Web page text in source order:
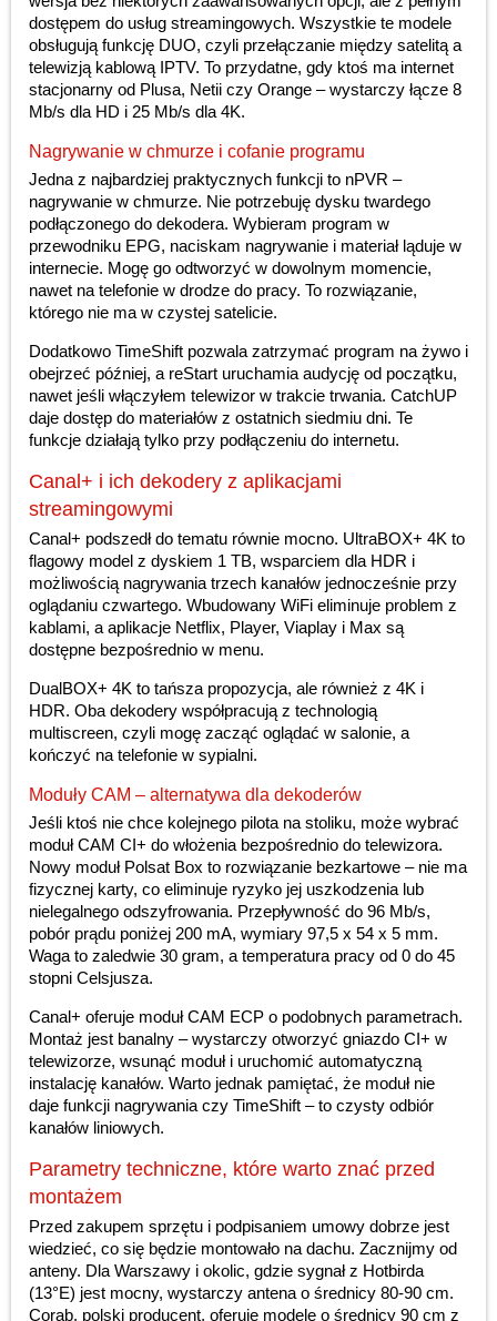
dostępem do usług streamingowych. Wszystkie te modele
obsługują funkcję DUO, czyli przełączanie między satelitą a
telewizją kablową IPTV. To przydatne, gdy ktoś ma internet
stacjonarny od Plusa, Netii czy Orange – wystarczy łącze 8
Mb/s dla HD i 25 Mb/s dla 4K.
Nagrywanie w chmurze i cofanie programu
Jedna z najbardziej praktycznych funkcji to nPVR –
nagrywanie w chmurze. Nie potrzebuję dysku twardego
podłączonego do dekodera. Wybieram program w
przewodniku EPG, naciskam nagrywanie i materiał ląduje w
internecie. Mogę go odtworzyć w dowolnym momencie,
nawet na telefonie w drodze do pracy. To rozwiązanie,
którego nie ma w czystej satelicie.
Dodatkowo TimeShift pozwala zatrzymać program na żywo i
obejrzeć później, a reStart uruchamia audycję od początku,
nawet jeśli włączyłem telewizor w trakcie trwania. CatchUP
daje dostęp do materiałów z ostatnich siedmiu dni. Te
funkcje działają tylko przy podłączeniu do internetu.
Canal+ i ich dekodery z aplikacjami
streamingowymi
Canal+ podszedł do tematu równie mocno. UltraBOX+ 4K to
flagowy model z dyskiem 1 TB, wsparciem dla HDR i
możliwością nagrywania trzech kanałów jednocześnie przy
oglądaniu czwartego. Wbudowany WiFi eliminuje problem z
kablami, a aplikacje Netflix, Player, Viaplay i Max są
dostępne bezpośrednio w menu.
DualBOX+ 4K to tańsza propozycja, ale również z 4K i
HDR. Oba dekodery współpracują z technologią
multiscreen, czyli mogę zacząć oglądać w salonie, a
kończyć na telefonie w sypialni.
Moduły CAM – alternatywa dla dekoderów
Jeśli ktoś nie chce kolejnego pilota na stoliku, może wybrać
moduł CAM CI+ do włożenia bezpośrednio do telewizora.
Nowy moduł Polsat Box to rozwiązanie bezkartowe – nie ma
fizycznej karty, co eliminuje ryzyko jej uszkodzenia lub
nielegalnego odszyfrowania. Przepływność do 96 Mb/s,
pobór prądu poniżej 200 mA, wymiary 97,5 x 54 x 5 mm.
Waga to zaledwie 30 gram, a temperatura pracy od 0 do 45
stopni Celsjusza.
Canal+ oferuje moduł CAM ECP o podobnych parametrach.
Montaż jest banalny – wystarczy otworzyć gniazdo CI+ w
telewizorze, wsunąć moduł i uruchomić automatyczną
instalację kanałów. Warto jednak pamiętać, że moduł nie
daje funkcji nagrywania czy TimeShift – to czysty odbiór
kanałów liniowych.
Parametry techniczne, które warto znać przed
montażem
Przed zakupem sprzętu i podpisaniem umowy dobrze jest
wiedzieć, co się będzie montowało na dachu. Zacznijmy od
anteny. Dla Warszawy i okolic, gdzie sygnał z Hotbirda
(13°E) jest mocny, wystarczy antena o średnicy 80-90 cm.
Corab, polski producent, oferuje modele o średnicy 90 cm z